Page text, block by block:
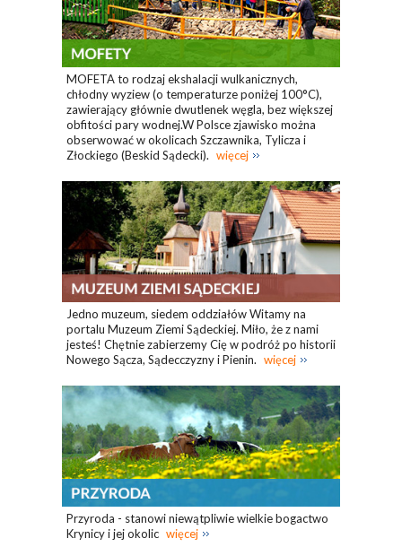
MOFETA to rodzaj ekshalacji wulkanicznych,
chłodny wyziew (o temperaturze poniżej 100°C),
zawierający głównie dwutlenek węgla, bez większej
obfitości pary wodnej.W Polsce zjawisko można
obserwować w okolicach Szczawnika, Tylicza i
Złockiego (Beskid Sądecki). więcej
Jedno muzeum, siedem oddziałów Witamy na
portalu Muzeum Ziemi Sądeckiej. Miło, że z nami
jesteś! Chętnie zabierzemy Cię w podróż po historii
Nowego Sącza, Sądecczyzny i Pienin. więcej
Przyroda - stanowi niewątpliwie wielkie bogactwo
Krynicy i jej okolic więcej